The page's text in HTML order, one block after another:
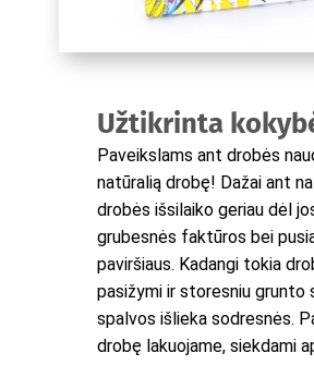
Užtikrinta
Paveikslams ant drobės
natūralią drobę! Dažai ant
drobės išsilaiko geriau dėl
grubesnės faktūros bei
paviršiaus. Kadangi tokia
pasižymi ir storesniu grunto
spalvos išlieka sodresnės.
drobę lakuojame, siekdami